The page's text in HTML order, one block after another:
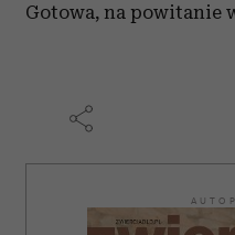
Gotowa, na powitanie